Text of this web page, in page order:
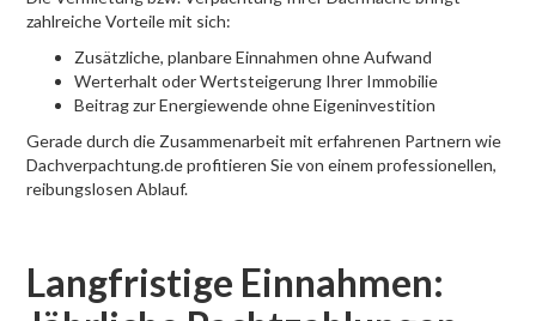
zahlreiche Vorteile mit sich:
Zusätzliche, planbare Einnahmen ohne Aufwand
Werterhalt oder Wertsteigerung Ihrer Immobilie
Beitrag zur Energiewende ohne Eigeninvestition
Gerade durch die Zusammenarbeit mit erfahrenen Partnern wie
Dachverpachtung.de profitieren Sie von einem professionellen,
reibungslosen Ablauf.
Langfristige Einnahmen: